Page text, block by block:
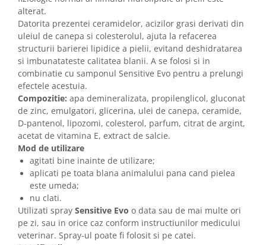
alterat.
Datorita prezentei ceramidelor, acizilor grasi derivati din
uleiul de canepa si colesterolul, ajuta la refacerea
structurii barierei lipidice a pielii, evitand deshidratarea
si imbunatateste calitatea blanii. A se folosi si in
combinatie cu samponul Sensitive Evo pentru a prelungi
efectele acestuia.
Compozitie: apa demineralizata, propilenglicol, gluconat
de zinc, emulgatori, glicerina, ulei de canepa, ceramide,
D-pantenol, lipozomi, colesterol, parfum, citrat de argint,
acetat de vitamina E, extract de salcie.
Mod de utilizare
agitati bine inainte de utilizare;
aplicati pe toata blana animalului pana cand pielea
este umeda;
nu clati.
Utilizati spray Sensitive Evo o data sau de mai multe ori
pe zi, sau in orice caz conform instructiunilor medicului
veterinar. Spray-ul poate fi folosit si pe catei.